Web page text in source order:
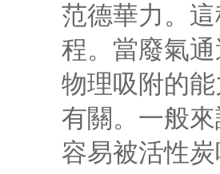
范德華力。
程。當廢氣
物理吸附的
有關。一般
容易被活性